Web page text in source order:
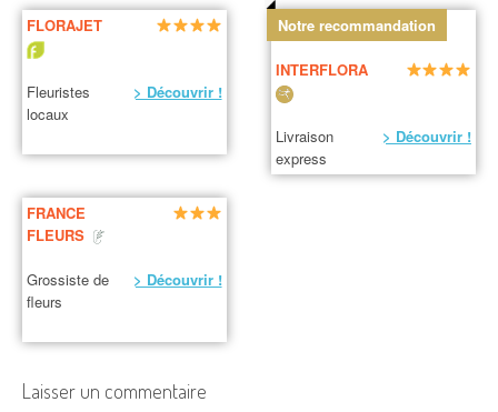
FLORAJET
Fleuristes
locaux
> Découvrir !
Notre recommandation
INTERFLORA
Livraison
express
> Découvrir !
FRANCE
FLEURS
Grossiste de
fleurs
> Découvrir !
Laisser un commentaire